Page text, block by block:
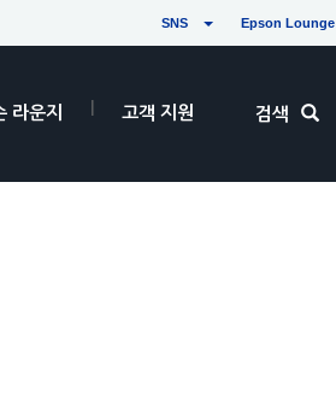
SNS Epson Lounge
라운지 고객 지원 검색